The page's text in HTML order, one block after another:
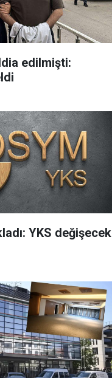
edilmişti:
YKS değişecek